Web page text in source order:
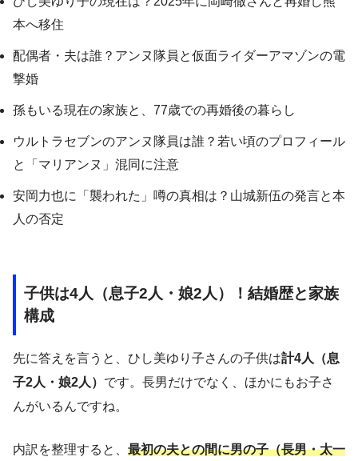
本へ移住
配偶者・夫は誰？アンヌ隊員と仮面ライダーアマゾンの電
撃婚
孫もいる現在の家族と、77歳での再婚後の暮らし
ウルトラセブンのアンヌ隊員は誰？若い頃のプロフィール
と「マリアンヌ」混同に注意
安岡力也に「襲われた」噂の真相は？山城新伍の発言と本
人の否定
子供は4人（息子2人・娘2人）！結婚歴と家族
構成
先に答えを言うと、ひし美ゆり子さんの子供は計4人（息
子2人・娘2人） です。長男だけでなく、ほかにもお子さ
んがいるんですね。
内訳を整理すると、 最初の夫との間に男の子（長男・太一